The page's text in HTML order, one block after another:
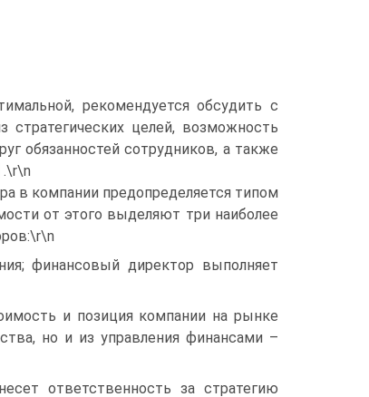
рекомендуется обсудить с
целей, возможность
обязанностей сотрудников, а также
.\r\n
в компании предопределяется типом
от этого выделяют три наиболее
финансовый директор выполняет
и позиция компании на рынке
но и из управления финансами –
ответственность за стратегию